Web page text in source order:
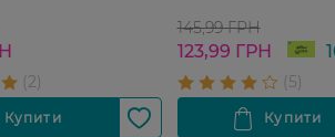
145,99 ГРН
123,99 ГРН